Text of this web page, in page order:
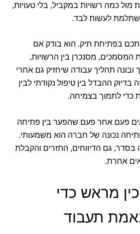
מול כמה רשויות במקביל, בלי טעויות,
לעשות לבד.
בפתיחת תיק. הוא בודק אם
המסמכים, מסנכרן בין הרשויות,
תהליך עבודה שיחזיק גם אחרי
ההבדל בין טיפול נקודתי לבין
כדי לתמוך בצמיחה.
פעם אחר פעם שהפער בין פתיחה
נכונה של חברה הוא משמעותי.
גם הדיווחים, התזרים והקבלת
אחרת.
מראש כדי
תעבוד